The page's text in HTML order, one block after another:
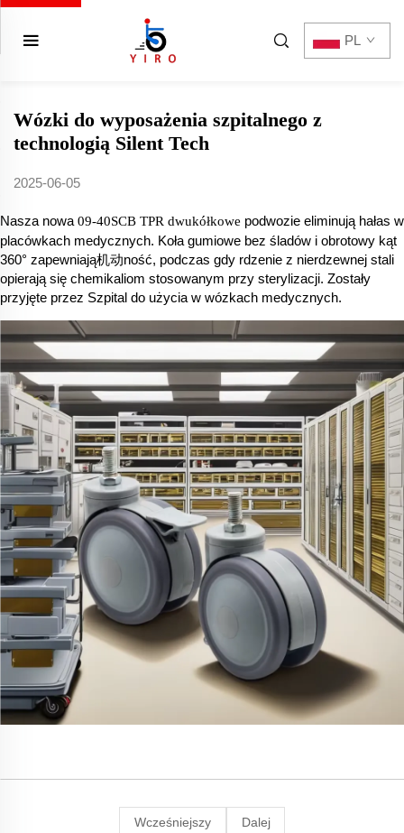
PL
Wózki do wyposażenia szpitalnego z
technologią Silent Tech
2025-06-05
Nasza nowa 09-40SCB TPR dwukółkowe podwozie eliminują hałas w
placówkach medycznych. Koła gumiowe bez śladów i obrotowy kąt
360° zapewniają机动ność, podczas gdy rdzenie z nierdzewnej stali
opierają się chemikaliom stosowanym przy sterylizacji. Zostały
przyjęte przez Szpital do użycia w wózkach medycznych.
Wcześniejszy Dalej